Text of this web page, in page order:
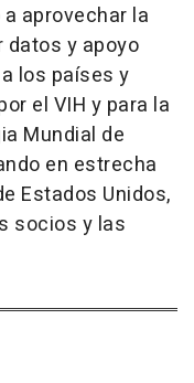
aprovechar la
y apoyo
los países y
el VIH y para la
Mundial de
en estrecha
Estados Unidos,
socios y las